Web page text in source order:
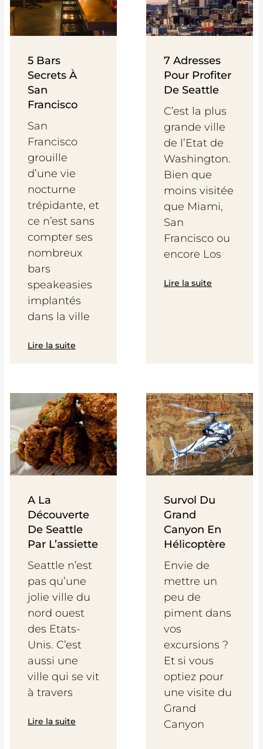
5 Bars
Secrets À
San
Francisco
San
Francisco
grouille
d’une vie
nocturne
trépidante, et
ce n’est sans
compter ses
nombreux
bars
speakeasies
implantés
dans la ville
Lire la suite
7 Adresses
Pour Profiter
De Seattle
C’est la plus
grande ville
de l’Etat de
Washington.
Bien que
moins visitée
que Miami,
San
Francisco ou
encore Los
Lire la suite
A La
Découverte
De Seattle
Par L’assiette
Seattle n’est
pas qu’une
jolie ville du
nord ouest
des Etats-
Unis. C’est
aussi une
ville qui se vit
à travers
Lire la suite
Survol Du
Grand
Canyon En
Hélicoptère
Envie de
mettre un
peu de
piment dans
vos
excursions ?
Et si vous
optiez pour
une visite du
Grand
Canyon